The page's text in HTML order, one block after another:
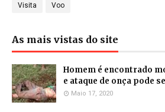
Visita Voo
As mais vistas do site
Homem é encontrado
e ataque de onça pode
Maio 17, 2020